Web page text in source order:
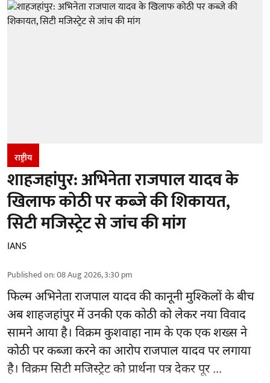
राष्ट्रीय
शाहजहांपुर: अभिनेता राजपाल यादव के
खिलाफ कोठी पर कब्जे की शिकायत,
सिटी मजिस्ट्रेट से जांच की मांग
IANS
Published on:08 Aug 2026, 3:30 pm
फिल्म अभिनेताराजपाल यादवकी कानूनी मुश्किलों के बीच
अब शाहजहांपुर में उनकी एक कोठी को लेकर नया विवाद
सामने आया है। विक्रम कुशवाहा नाम के एक एक शख्स ने
कोठी पर कब्जा करने का आरोप राजपाल यादव पर लगाया
है। विक्रम सिटी मजिस्ट्रेट को प्रार्थना पत्र देकर पूर ...